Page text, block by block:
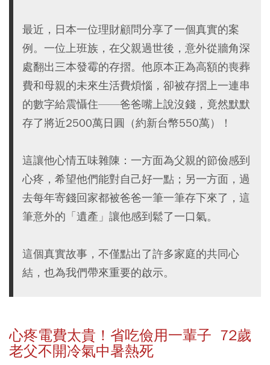
最近，日本一位理財顧問分享了一個真實的案
例。一位上班族，在父親過世後，意外從牆角深
處翻出三本發霉的存摺。他原本正為高額的喪葬
費和母親的未來生活費煩惱，卻被存摺上一連串
的數字給震懾住——爸爸嘴上說沒錢，竟然默默
存了將近2500萬日圓（約新台幣550萬）！
這讓他心情五味雜陳：一方面為父親的節儉感到
心疼，希望他們能對自己好一點；另一方面，過
去每年寄錢回家都被爸爸一筆一筆存下來了，這
筆意外的「遺產」讓他感到鬆了一口氣。
這個真實故事，不僅點出了許多家庭的共同心
結，也為我們帶來重要的啟示。
心疼電費太貴！省吃儉用一輩子 72歲
老父不開冷氣中暑熱死